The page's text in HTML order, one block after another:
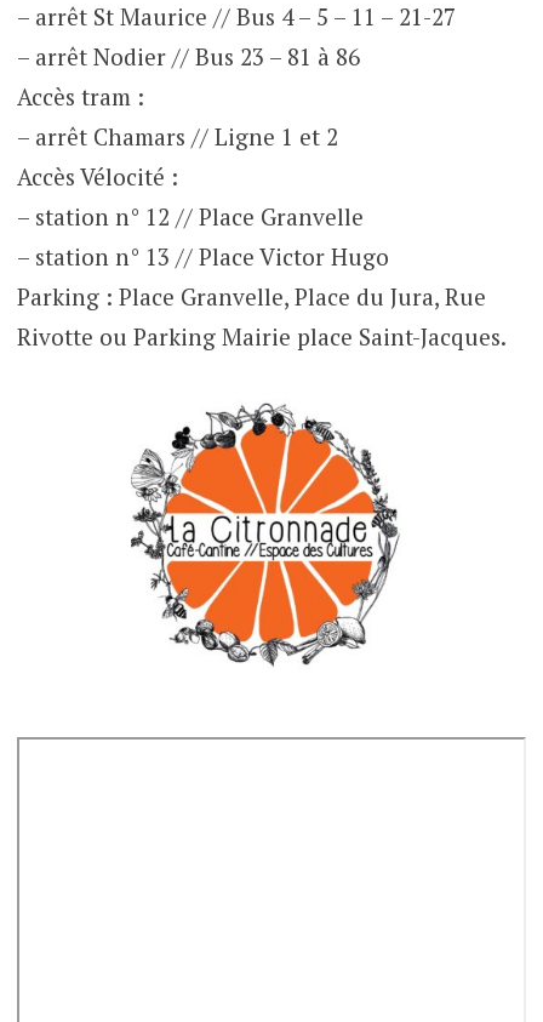
– arrêt St Maurice // Bus 4 – 5 – 11 – 21-27
– arrêt Nodier // Bus 23 – 81 à 86
Accès tram :
– arrêt Chamars // Ligne 1 et 2
Accès Vélocité :
– station n° 12 // Place Granvelle
– station n° 13 // Place Victor Hugo
Parking : Place Granvelle, Place du Jura, Rue
Rivotte ou Parking Mairie place Saint-Jacques.